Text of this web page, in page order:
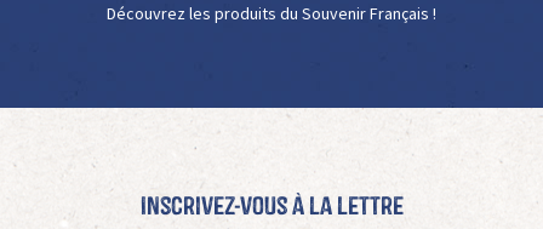
Découvrez les produits du Souvenir Français !
Inscrivez-vous à La Lettre